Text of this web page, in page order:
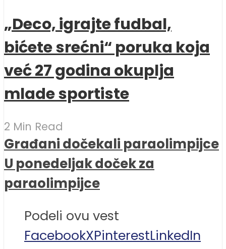
„Deco, igrajte fudbal,
bićete srećni“ poruka koja
već 27 godina okuplja
mlade sportiste
2 Min Read
Građani dočekali paraolimpijce
U ponedeljak doček za
paraolimpijce
Podeli ovu vest
FacebookXPinterestLinkedIn